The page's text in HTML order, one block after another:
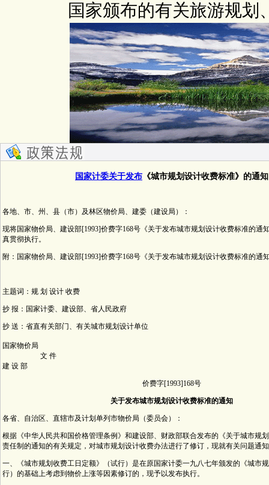
国家颁布的有关旅游规划
国家计委关于发布 《城市规划设计收费标准》的通知
各地、市、州、县（市）及林区物价局、建委（建设局）：
现将国家物价局、建设部[1993]价费字168号《关于发布城市规划设计收费标准的通
真贯彻执行。
附：国家物价局、建设部[1993]价费字168号《关于发布城市规划设计收费标准的通
主题词：规 划 设计 收费
抄 报：国家计委、建设部、省人民政府
抄 送：省直有关部门、有关城市规划设计单位
国家物价局
文 件
建 设 部
价费字[1993]168号
关于发布城市规划设计收费标准的通知
各省、自治区、直辖市及计划单列市物价局（委员会）：
根据《中华人民共和国价格管理条例》和建设部、财政部联合发布的《关于城市规
责任制的通知的有关规定，对城市规划设计收费办法进行了修订，现就有关问题通
一、《城市规划收费工日定额》（试行）是在原国家计委一九八七年颁发的《城市
行）的基础上考虑到物价上涨等因素修订的，现予以发布执行。